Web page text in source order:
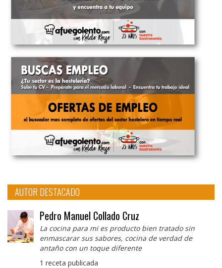
AUTOR DESTACADO
Pedro Manuel Collado Cruz
La cocina para mi es producto bien tratado sin
enmascarar sus sabores, cocina de verdad de
antaño con un toque diferente
1 receta publicada